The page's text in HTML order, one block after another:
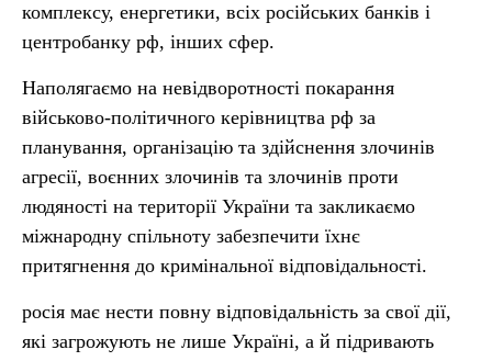
комплексу, енергетики, всіх російських банків і
центробанку рф, інших сфер.
Наполягаємо на невідворотності покарання
військово-політичного керівництва рф за
планування, організацію та здійснення злочинів
агресії, воєнних злочинів та злочинів проти
людяності на території України та закликаємо
міжнародну спільноту забезпечити їхнє
притягнення до кримінальної відповідальності.
росія має нести повну відповідальність за свої дії,
які загрожують не лише Україні, а й підривають